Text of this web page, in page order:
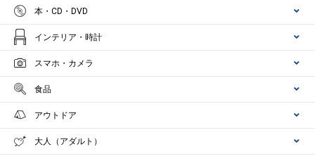
本・CD・DVD
インテリア・時計
スマホ・カメラ
食品
アウトドア
大人（アダルト）